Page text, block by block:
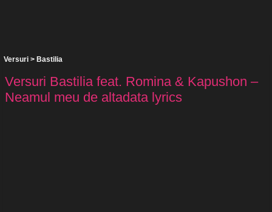
Versuri > Bastilia
Versuri Bastilia feat. Romina & Kapushon –
Neamul meu de altadata lyrics